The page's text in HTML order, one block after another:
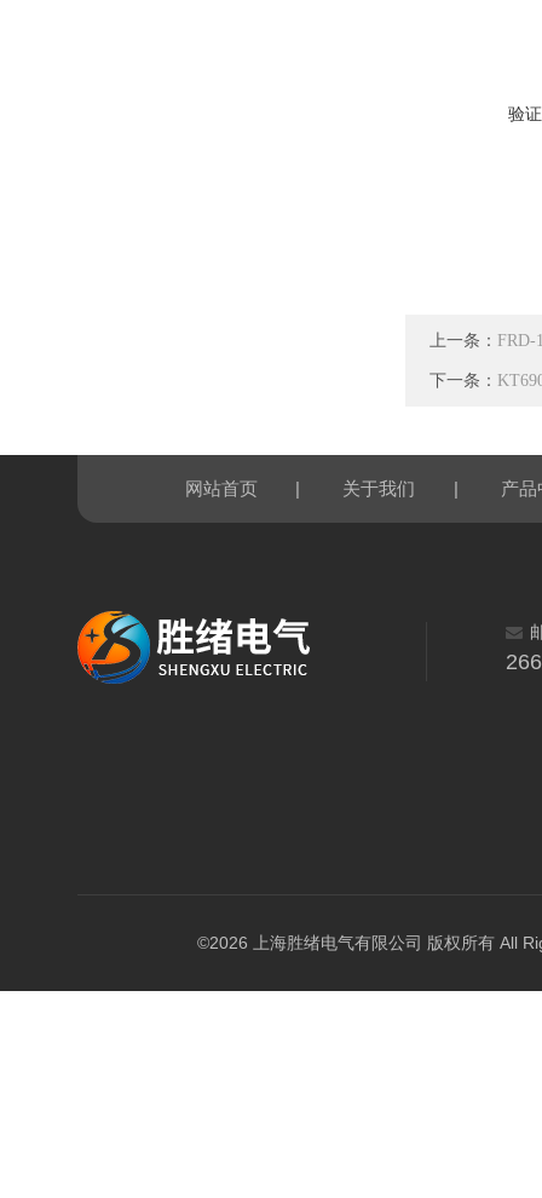
验
上一条： FRD-
下一条：
网站首页 | 关于我们 | 产品
©2026 上海胜绪电气有限公司 版权所有 All